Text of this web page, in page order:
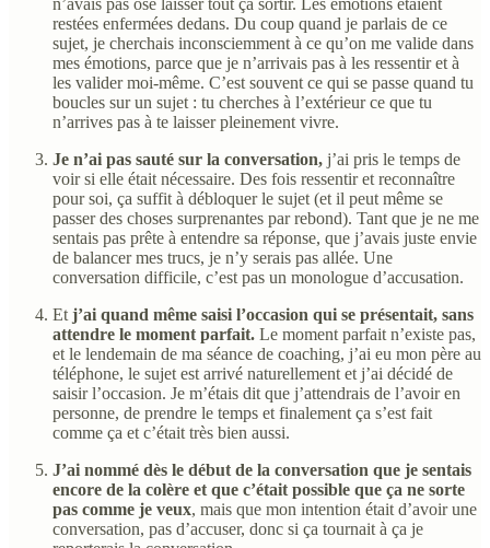
restées enfermées dedans. Du coup quand je parlais de ce
sujet, je cherchais inconsciemment à ce qu’on me valide dans
mes émotions, parce que je n’arrivais pas à les ressentir et à
les valider moi-même. C’est souvent ce qui se passe quand tu
boucles sur un sujet : tu cherches à l’extérieur ce que tu
n’arrives pas à te laisser pleinement vivre.
Je n’ai pas sauté sur la conversation, j’ai pris le temps de
voir si elle était nécessaire. Des fois ressentir et reconnaître
pour soi, ça suffit à débloquer le sujet (et il peut même se
passer des choses surprenantes par rebond). Tant que je ne me
sentais pas prête à entendre sa réponse, que j’avais juste envie
de balancer mes trucs, je n’y serais pas allée. Une
conversation difficile, c’est pas un monologue d’accusation.
Et j’ai quand même saisi l’occasion qui se présentait, sans
attendre le moment parfait. Le moment parfait n’existe pas,
et le lendemain de ma séance de coaching, j’ai eu mon père au
téléphone, le sujet est arrivé naturellement et j’ai décidé de
saisir l’occasion. Je m’étais dit que j’attendrais de l’avoir en
personne, de prendre le temps et finalement ça s’est fait
comme ça et c’était très bien aussi.
J’ai nommé dès le début de la conversation que je sentais
encore de la colère et que c’était possible que ça ne sorte
pas comme je veux, mais que mon intention était d’avoir une
conversation, pas d’accuser, donc si ça tournait à ça je